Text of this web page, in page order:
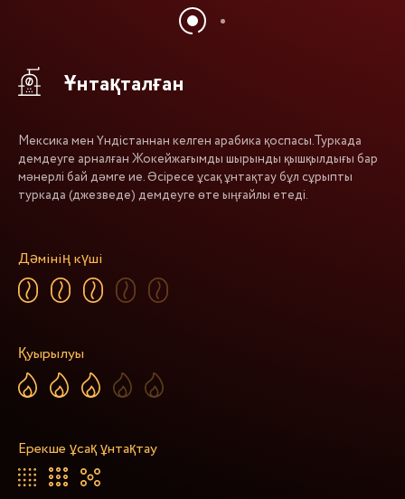
Ұнтақталған
Мексика мен Үндістаннан келген арабика қоспасы.Туркада
демдеуге арналған Жокейжағымды шырынды қышқылдығы бар
мәнерлі бай дәмге ие. Әсіресе ұсақ ұнтақтау бұл сұрыпты
туркада (джезведе) демдеуге өте ыңғайлы етеді.
Дәмінің күші
Қуырылуы
Ерекше ұсақ ұнтақтау